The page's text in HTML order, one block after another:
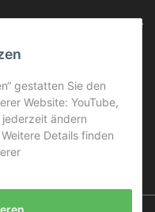
gestatten Sie den
Website: YouTube,
jederzeit ändern
Details finden